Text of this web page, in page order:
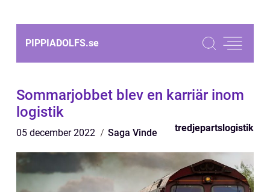
PIPPIADOLFS.se
Sommarjobbet blev en karriär inom
logistik
05 december 2022 Saga Vinde tredjepartslogistik